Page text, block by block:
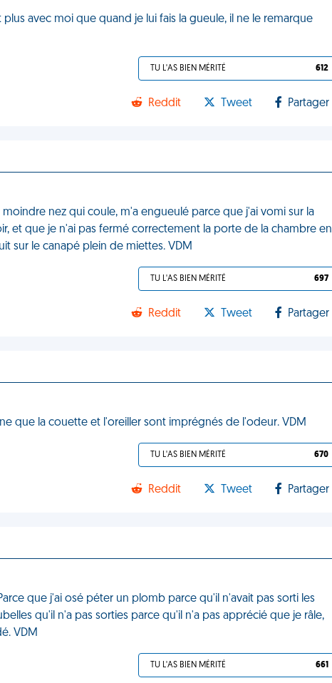
avec moi que quand je lui fais la gueule, il ne le remarque
TU L'AS BIEN MÉRITÉ 612
Reddit Tweet Partager
nez qui coule, m'a engueulé parce que j'ai vomi sur la
et que je n'ai pas fermé correctement la porte de la chambre en
sur le canapé plein de miettes. VDM
TU L'AS BIEN MÉRITÉ 697
Reddit Tweet Partager
que la couette et l'oreiller sont imprégnés de l'odeur. VDM
TU L'AS BIEN MÉRITÉ 670
Reddit Tweet Partager
que j'ai osé péter un plomb parce qu'il n'avait pas sorti les
qu'il n'a pas sorties parce qu'il n'a pas apprécié que je râle,
VDM
TU L'AS BIEN MÉRITÉ 661